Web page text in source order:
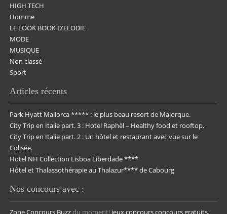
HIGH TECH
Homme
LE LOOK BOOK D'ELODIE
MODE
MUSIQUE
Non classé
Sport
Articles récents
Park Hyatt Mallorca ***** : le plus beau resort de Majorque.
City Trip en Italie part. 3 : Hotel Raphël – Healthy food et rooftop.
City Trip en Italie part. 2 : Un hôtel et restaurant avec vue sur le
Colisée.
Hotel NH Collection Lisboa Liberdade ****
Hôtel et Thalassothérapie au Thalazur**** de Cabourg
Nos concours avec :
Zone Concours Buzz du moment! jeux concoursconcours gratuits.